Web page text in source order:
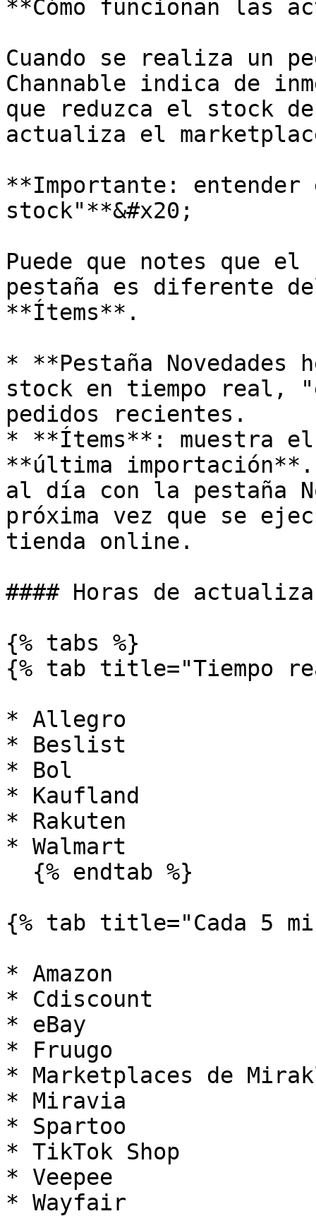
**Cómo funcionan las
Cuando se realiza un
Channable indica de
que reduzca el stock
actualiza el
**Importante: entender
stock"**&#x20;
Puede que notes que
pestaña es diferente
**Ítems**.
* **Pestaña
stock en tiempo real,
pedidos recientes.
* **Ítems**: muestra
**última importación**.
al día con la pestaña
próxima vez que se
tienda online.
#### Horas de
{% tabs %}
{% tab title="Tiempo
* Allegro
* Beslist
* Bol
* Kaufland
* Rakuten
* Walmart
{% tab title="Cada 5
* Amazon
* Cdiscount
* eBay
* Fruugo
* Marketplaces de
* Miravia
* Spartoo
* TikTok Shop
* Veepee
* Wayfair